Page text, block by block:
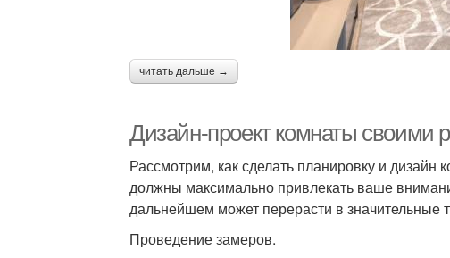
читать дальше →
Дизайн-проект комнаты своими
Рассмотрим, как сделать планировку и
должны максимально привлекать ваше
дальнейшем может перерасти в значительные
Проведение замеров.